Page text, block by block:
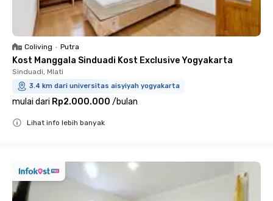
Coliving • Putra
Kost Manggala Sinduadi Kost Exclusive Yogyakarta
Sinduadi, Mlati
3.4 km dari universitas aisyiyah yogyakarta
mulai dari Rp2.000.000 /bulan
Lihat info lebih banyak